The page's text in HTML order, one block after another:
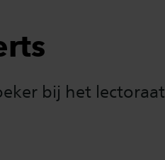
bij het lectoraat